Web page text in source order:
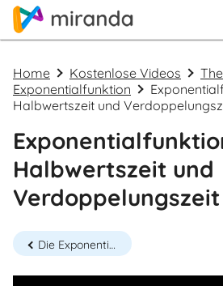
Home Kostenlose Videos
Exponentialfunktion
Halbwertszeit und
Halbwertszeit und
Verdoppelungszeit
Die Exponentialfunktion in Tabellenform